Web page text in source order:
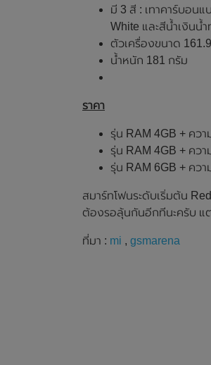
มี 3 สี : เทาคาร์บอน
White และสีน้ำเงินน้
ตัวเครื่องขนาด
น้ำหนัก 181 กรัม
ราคา
รุ่น RAM 4GB + คว
รุ่น RAM 4GB + คว
รุ่น RAM 6GB + คว
สมาร์ทโฟนระดับเริ่มต้น
ต้องรอลุ้นกันอีกทีนะครับ แต่
ที่มา : mi , gsmarena